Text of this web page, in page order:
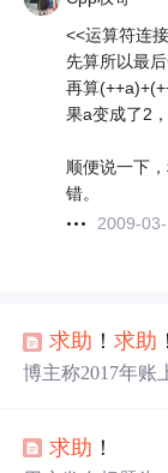
<<运算符连
先算所以最
再算
果a变成了2
顺便说一下
错。
2009-
求助 ！求助
博主称2017年账
求助 ！